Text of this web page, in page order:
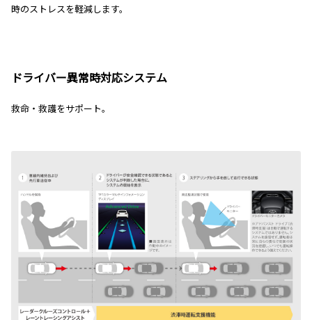
時のストレスを軽減します。
ドライバー異常時対応システム
救命・救護をサポート。